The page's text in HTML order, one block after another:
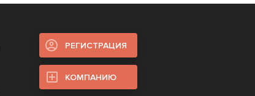
РЕГИСТРАЦИЯ
КОМПАНИЮ